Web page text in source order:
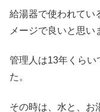
給湯器で使われてい
メージで良いと思い
管理人は13年くらい
た。
その時は、水と、お